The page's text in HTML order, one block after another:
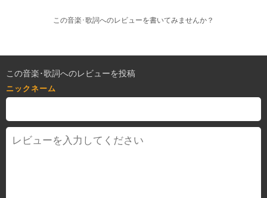
この音楽･歌詞へのレビューを書いてみませんか？
この音楽･歌詞へのレビューを投稿
ニックネーム